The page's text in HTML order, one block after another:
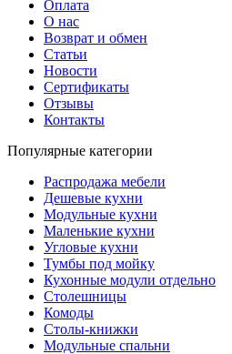
Оплата
О нас
Возврат и обмен
Статьи
Новости
Сертификаты
Отзывы
Контакты
Популярные категории
Распродажа мебели
Дешевые кухни
Модульные кухни
Маленькие кухни
Угловые кухни
Тумбы под мойку
Кухонные модули отдельно
Столешницы
Комоды
Столы-книжки
Модульные спальни